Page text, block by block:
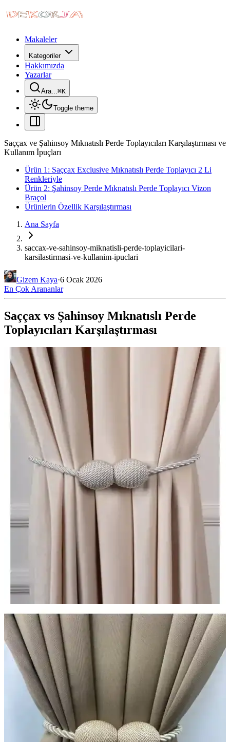
Makaleler
Kategoriler
Hakkımızda
Yazarlar
Ara...⌘K
Toggle theme
Saççax ve Şahinsoy Mıknatıslı Perde Toplayıcıları Karşılaştırması ve
Kullanım İpuçları
Ürün 1: Saççax Exclusive Mıknatıslı Perde Toplayıcı 2 Li
Renkleriyle
Ürün 2: Şahinsoy Perde Mıknatıslı Perde Toplayıcı Vizon
Braçol
Ürünlerin Özellik Karşılaştırması
Ana Sayfa
saccax-ve-sahinsoy-miknatisli-perde-toplayicilari-
karsilastirmasi-ve-kullanim-ipuclari
Gizem Kaya·6 Ocak 2026
En Çok Arananlar
Saççax vs Şahinsoy Mıknatıslı Perde
Toplayıcıları Karşılaştırması